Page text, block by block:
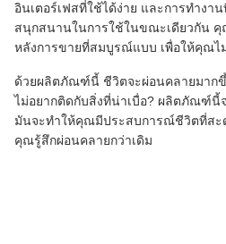
อินเตอร์เฟสที่ใช้ได้ง่าย และการทํางา
สนุกสนานในการใช้ในขณะเดียวกัน คุ
หลังการขายที่สมบูรณ์แบบ เพื่อให้คุณไ
ด้วยผลิตภัณฑ์นี้ ชีวิตจะผ่อนคลายมาก
ไม่อยากติดกับสิ่งที่น่าเบื่อ? ผลิตภัณฑ์นี้
มันจะทําให้คุณมีประสบการณ์ชีวิตที่สะ
คุณรู้สึกผ่อนคลายกว่าเดิม